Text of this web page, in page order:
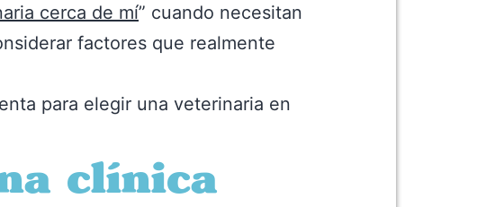
cerca de mí” cuando necesitan
factores que realmente
para elegir una veterinaria en
clínica